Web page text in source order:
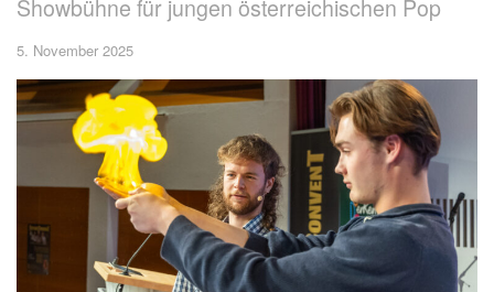
Showbühne für jungen österreichischen Pop
5. November 2025